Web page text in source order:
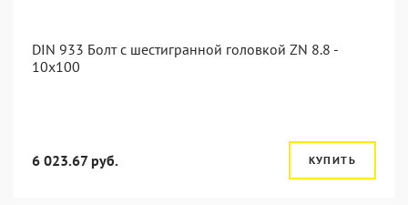
DIN 933 Болт с шестигранной головкой ZN 8.8 -
10x100
6 023.67 руб. КУПИТЬ